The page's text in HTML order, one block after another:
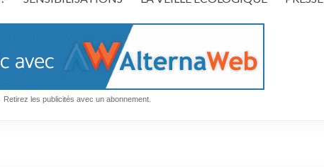
les publicités avec un abonnement.